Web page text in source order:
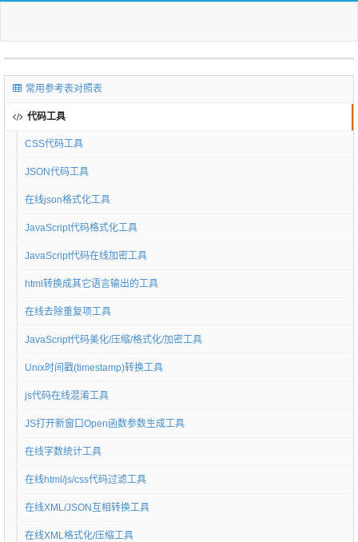
常用参考表对照表
代码工具
CSS代码工具
JSON代码工具
在线json格式化工具
JavaScript代码格式化工具
JavaScript代码在线加密工具
html转换成其它语言输出的工具
在线去除重复项工具
JavaScript代码美化/压缩/格式化/加密工具
Unix时间戳(timestamp)转换工具
js代码在线混淆工具
JS打开新窗口Open函数参数生成工具
在线字数统计工具
在线html/js/css代码过滤工具
在线XML/JSON互相转换工具
在线XML格式化/压缩工具